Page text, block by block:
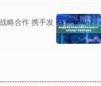
略合作 携手发